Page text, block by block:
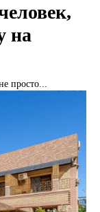
на
просто...